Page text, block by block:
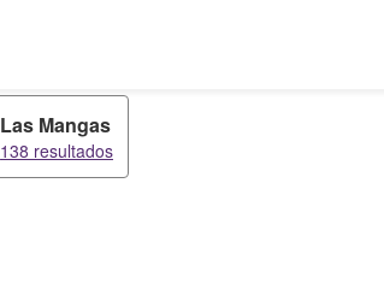
Las Mangas
138 resultados